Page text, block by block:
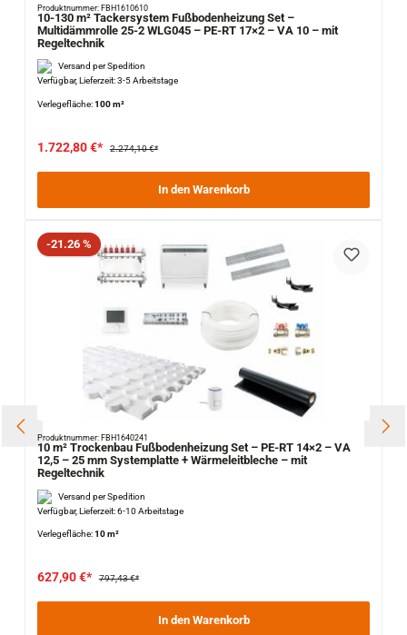
Produktnummer: FBH1610610
10-130 m² Tackersystem Fußbodenheizung Set –
Multidämmrolle 25-2 WLG045 – PE-RT 17×2 – VA 10 – mit
Regeltechnik
Versand per Spedition
Verfügbar, Lieferzeit: 3-5 Arbeitstage
Verlegefläche:100 m²
1.722,80 €* 2.274,10 €*
In den Warenkorb
Rabatt
-21.26 %
Produktnummer: FBH1640241
10 m² Trockenbau Fußbodenheizung Set – PE-RT 14×2 – VA
12,5 – 25 mm Systemplatte + Wärmeleitbleche – mit
Regeltechnik
Versand per Spedition
Verfügbar, Lieferzeit: 6-10 Arbeitstage
Verlegefläche:10 m²
627,90 €* 797,43 €*
In den Warenkorb